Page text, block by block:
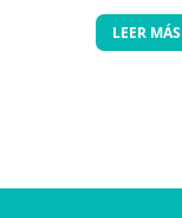
LEER MÁS